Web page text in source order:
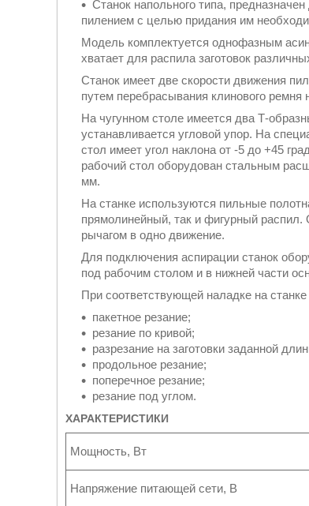
Станок напольного типа,
пилением с целью придания им
Модель комплектуется однофазным
хватает для распила заготовок
Станок имеет две скорости движения
путем перебрасывания клинового ремня
На чугунном столе имеется два Т-
устанавливается угловой упор. На
стол имеет угол наклона от -5 до +45
рабочий стол оборудован стальным
мм.
На станке используются пильные
прямолинейный, так и фигурный
рычагом в одно движение.
Для подключения аспирации станок
под рабочим столом и в нижней части
При соответствующей наладке на
пакетное резание;
резание по кривой;
разрезание на заготовки заданной
продольное резание;
поперечное резание;
резание под углом.
ХАРАКТЕРИСТИКИ
Мощность, Вт
Напряжение питающей сети, В